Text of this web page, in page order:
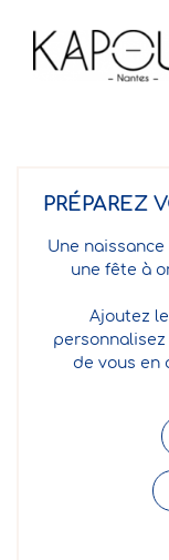
PRÉPAREZ
Une
une fête à
Ajoutez
de vous en